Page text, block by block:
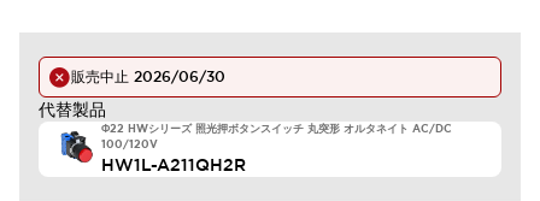
販売中止 2026/06/30
代替製品
Φ22 HWシリーズ 照光押ボタンスイッチ 丸突形 オルタネイト AC/DC
100/120V
HW1L-A211QH2R